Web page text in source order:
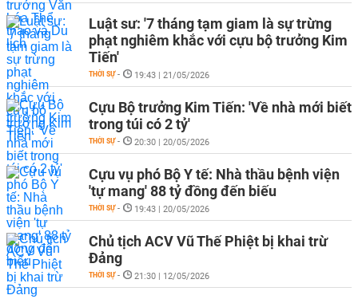
Luật sư: '7 tháng tạm giam là sự trừng
phạt nghiêm khắc với cựu bộ trưởng Kim
Tiến'
THỜI SỰ - 19:43 | 21/05/2026
Cựu Bộ trưởng Kim Tiến: 'Về nhà mới biết
trong túi có 2 tỷ'
THỜI SỰ - 20:30 | 20/05/2026
Cựu vụ phó Bộ Y tế: Nhà thầu bệnh viện
'tự mang' 88 tỷ đồng đến biếu
THỜI SỰ - 19:43 | 20/05/2026
Chủ tịch ACV Vũ Thế Phiệt bị khai trừ
Đảng
THỜI SỰ - 21:30 | 12/05/2026